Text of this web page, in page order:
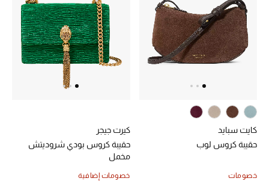
كايت سبايد
حقيبة كروس لوب
خصومات
كيرت جيجر
حقيبة كروس بودي شروديتش
مخمل
خصومات إضافية